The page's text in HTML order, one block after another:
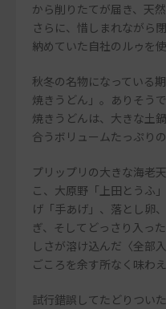
から削りたてが届き、天
さらに、惜しまれながら
納めていた自社のルゥを使
秋冬の名物になっている
焼きうどん」。ありそう
焼きうどんは、大きな土
合うボリュームたっぷりの
プリップリの大きな海老
こ、大原野「上田とうふ
げ「手あげ」、落とし卵
ぎ、そしてどっさり入っ
しさが溶け込んだ〈全部
ごころを余す所なく味わえ
試行錯誤してたどりつい